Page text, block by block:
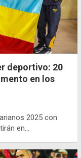
deportivo: 20
en los
2025 con
en…